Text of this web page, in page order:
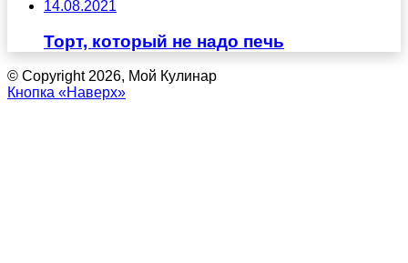
14.08.2021
Торт, который не надо печь
© Copyright 2026, Мой Кулинар
Кнопка «Наверх»